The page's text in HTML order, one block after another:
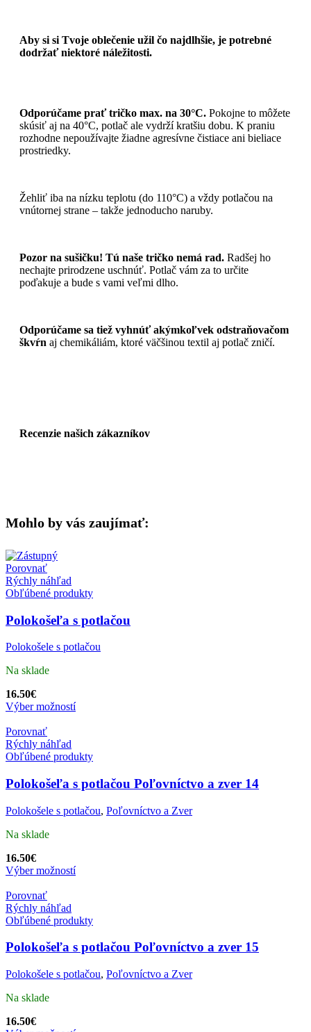
Aby si si Tvoje oblečenie užil čo najdlhšie, je potrebné
dodržať niektoré náležitosti.
Odporúčame prať tričko max. na 30°C. Pokojne to môžete
skúsiť aj na 40°C, potlač ale vydrží kratšiu dobu. K praniu
rozhodne nepoužívajte žiadne agresívne čistiace ani bieliace
prostriedky.
Žehliť iba na nízku teplotu (do 110°C) a vždy potlačou na
vnútornej strane – takže jednoducho naruby.
Pozor na sušičku! Tú naše tričko nemá rad. Radšej ho
nechajte prirodzene uschnúť. Potlač vám za to určite
poďakuje a bude s vami veľmi dlho.
Odporúčame sa tiež vyhnúť akýmkoľvek odstraňovačom
škvŕn aj chemikáliám, ktoré väčšinou textil aj potlač zničí.
Recenzie našich zákazníkov
Mohlo by vás zaujímať:
Porovnať
Rýchly náhľad
Obľúbené produkty
Polokošeľa s potlačou
Polokošele s potlačou
Na sklade
16.50€
Výber možností
Porovnať
Rýchly náhľad
Obľúbené produkty
Polokošeľa s potlačou Poľovníctvo a zver 14
Polokošele s potlačou, Poľovníctvo a Zver
Na sklade
16.50€
Výber možností
Porovnať
Rýchly náhľad
Obľúbené produkty
Polokošeľa s potlačou Poľovníctvo a zver 15
Polokošele s potlačou, Poľovníctvo a Zver
Na sklade
16.50€